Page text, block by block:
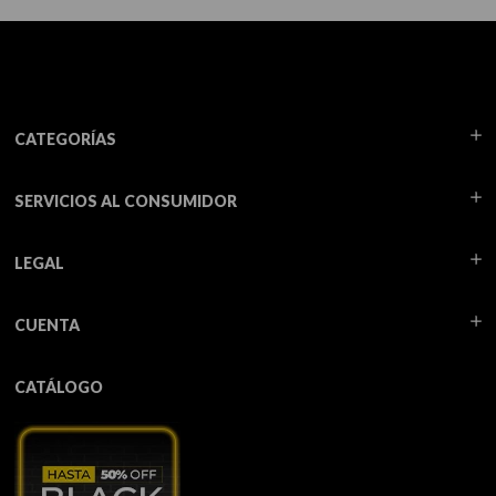
CATEGORÍAS
SERVICIOS AL CONSUMIDOR
LEGAL
CUENTA
CATÁLOGO